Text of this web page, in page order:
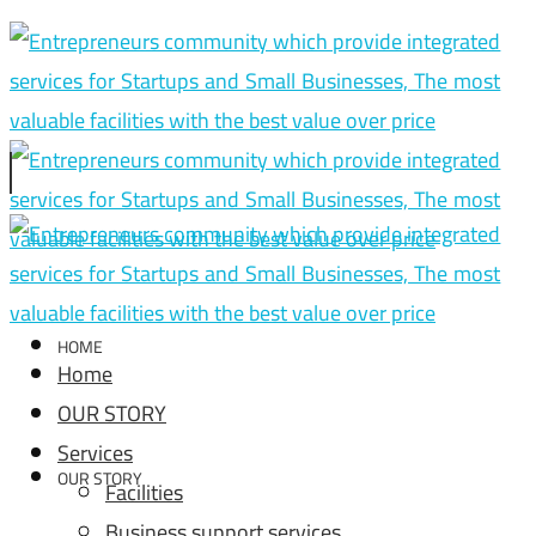
HOME
OUR STORY
Home
OUR STORY
Services
Facilities